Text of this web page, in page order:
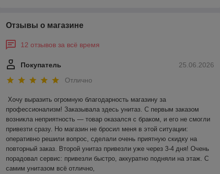
Отзывы о магазине
12 отзывов за всё время
25.06.2026
Покупатель
Отлично
Хочу выразить огромную благодарность магазину за
профессионализм! Заказывала здесь унитаз. С первым заказом
возникла неприятность — товар оказался с браком, и его не смогли
привезти сразу. Но магазин не бросил меня в этой ситуации:
оперативно решили вопрос, сделали очень приятную скидку на
повторный заказ. Второй унитаз привезли уже через 3-4 дня! Очень
порадовал сервис: привезли быстро, аккуратно подняли на этаж. С
самим унитазом всё отлично,